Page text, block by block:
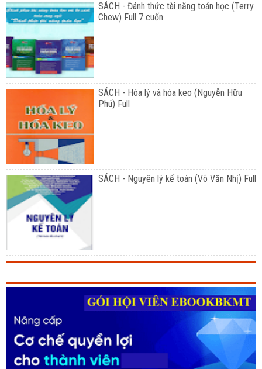
SÁCH - Đánh thức tài năng toán học (Terry
Chew) Full 7 cuốn
SÁCH - Hóa lý và hóa keo (Nguyễn Hữu
Phú) Full
SÁCH - Nguyên lý kế toán (Võ Văn Nhị) Full